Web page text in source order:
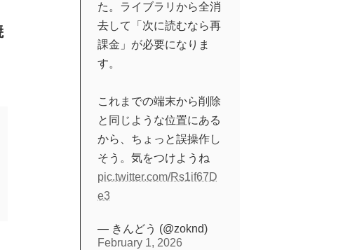
た。ライブラリから全消
去して「次に読むなら再
課金」が必要になりま
す。
これまでの端末から削除
と同じような位置にある
から、ちょっと誤操作し
そう。気をつけようね
pic.twitter.com/Rs1if67D
e3
— きんどう (@zoknd)
February 1, 2026